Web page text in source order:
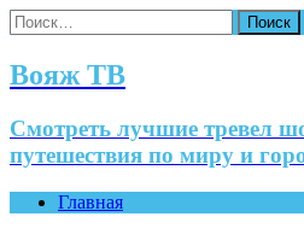
Найти:
Вояж ТВ
Смотреть лучшие тревел
путешествия по миру и
Главная